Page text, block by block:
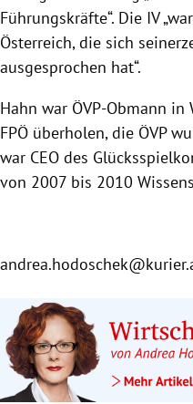
Führungskräfte“. Die IV
Österreich, die sich
ausgesprochen hat“.
Hahn war ÖVP-Obmann
FPÖ überholen, die ÖVP
war CEO des
von 2007 bis 2010